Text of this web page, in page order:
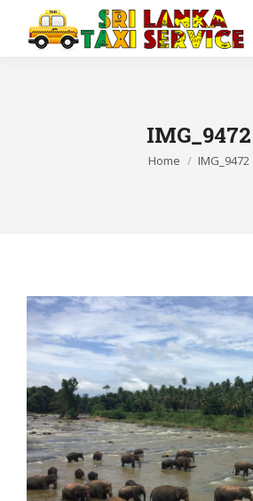
IMG_9472
You are here:
Home IMG_9472